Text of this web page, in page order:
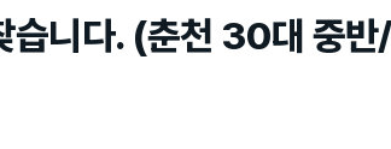
습니다. (춘천 30대 중